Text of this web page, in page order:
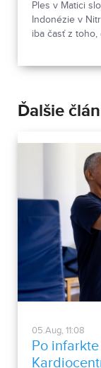
Ples v Matici
Indonézie v
iba časť z
Ďalšie
05.Aug, 11:08
Po